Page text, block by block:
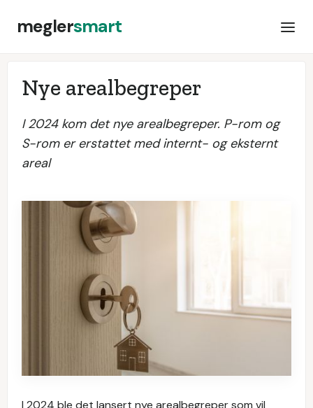
meglersmart
Nye arealbegreper
I 2024 kom det nye arealbegreper. P-rom og
S-rom er erstattet med internt- og eksternt
areal
I 2024 ble det lansert nye arealbegreper som vil